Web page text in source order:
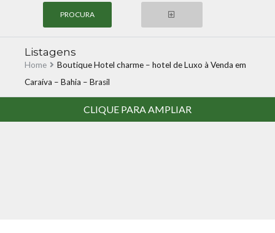
Listagens
Home
Boutique Hotel charme – hotel de Luxo à Venda em
Caraíva – Bahia – Brasil
CLIQUE PARA AMPLIAR